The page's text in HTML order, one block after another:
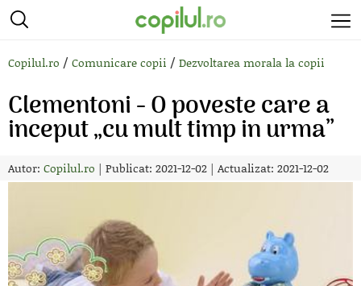
Copilul.ro / Comunicare copii / Dezvoltarea morala la copii
Clementoni - O poveste care a
inceput „cu mult timp in urma”
Autor: Copilul.ro | Publicat: 2021-12-02 | Actualizat: 2021-12-02